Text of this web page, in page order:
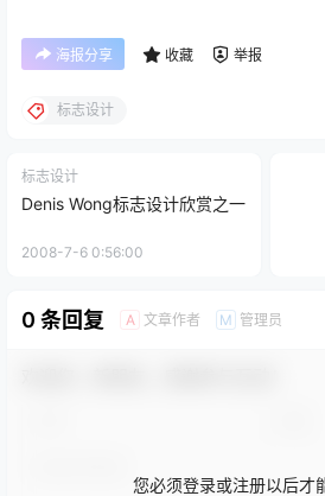
海报分享 收藏 举报
标志设计
标志设计
Denis Wong标志设计欣赏之一
2008-7-6 0:56:00
0 条回复 A 文章作者 M 管理员
您必须登录或注册以后才